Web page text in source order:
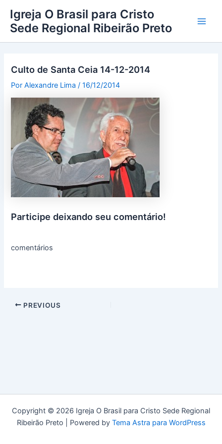
para
conteúdo
Igreja O Brasil para Cristo
Sede Regional Ribeirão Preto
Culto de Santa Ceia 14-12-2014
PorAlexandre Lima/16/12/2014
Participe deixando seu comentário!
comentários
PREVIOUS
Copyright © 2026 Igreja O Brasil para Cristo Sede Regional
Ribeirão Preto | Powered by Tema Astra para WordPress